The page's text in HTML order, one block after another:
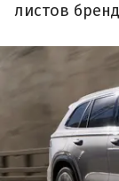
листов